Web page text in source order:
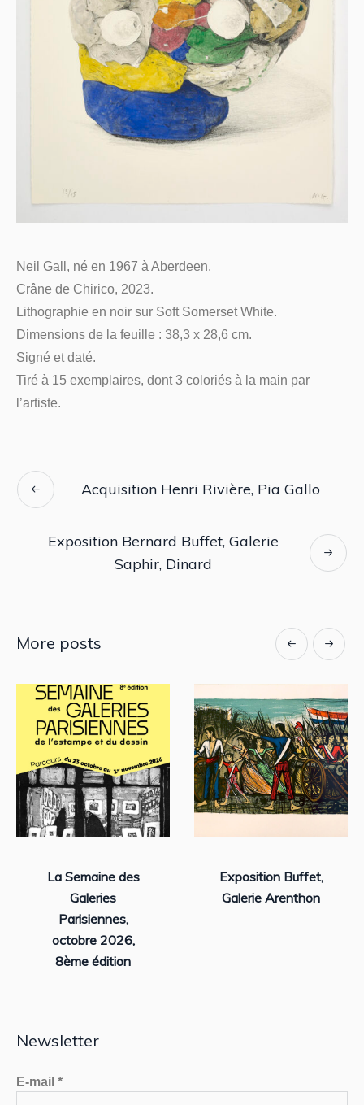
Neil Gall, né en 1967 à Aberdeen.
Crâne de Chirico, 2023.
Lithographie en noir sur Soft Somerset White.
Dimensions de la feuille : 38,3 x 28,6 cm.
Signé et daté.
Tiré à 15 exemplaires, dont 3 coloriés à la main par
l’artiste.
Acquisition Henri Rivière, Pia Gallo
Exposition Bernard Buffet, Galerie
Saphir, Dinard
More posts
La Semaine des
Galeries
Parisiennes,
octobre 2026,
8ème édition
Exposition Buffet,
Galerie Arenthon
Newsletter
E-mail *